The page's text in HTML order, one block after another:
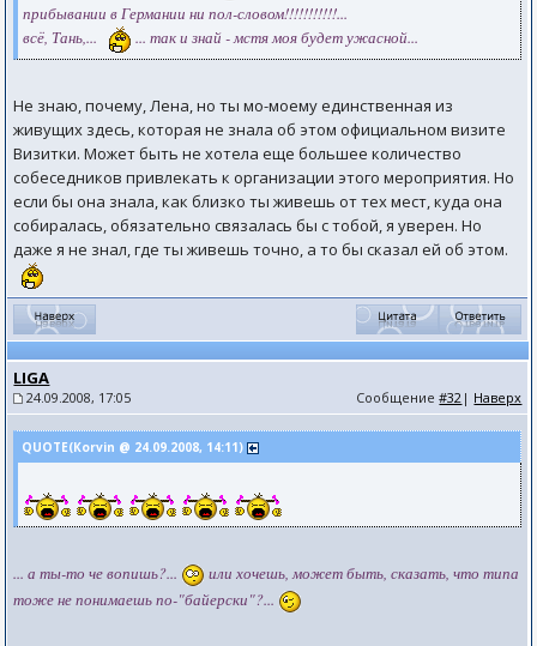
прибывании в Германии ни пол-словом!!!!!!!!!!!...
всё, Тань,...
... так и знай - мстя моя будет ужасной...
Не знаю, почему, Лена, но ты мо-моему единственная из
живущих здесь, которая не знала об этом официальном визите
Визитки. Может быть не хотела еще большее количество
собеседников привлекать к организации этого мероприятия. Но
если бы она знала, как близко ты живешь от тех мест, куда она
собиралась, обязательно связалась бы с тобой, я уверен. Но
даже я не знал, где ты живешь точно, а то бы сказал ей об этом.
LIGA
24.09.2008, 17:05 Сообщение#32 | Наверх
QUOTE(Коrvin @ 24.09.2008, 14:11)
... а ты-то че вопишь?...
или хочешь, может быть, сказать, что типа
тоже не понимаешь по-"байерски"?...